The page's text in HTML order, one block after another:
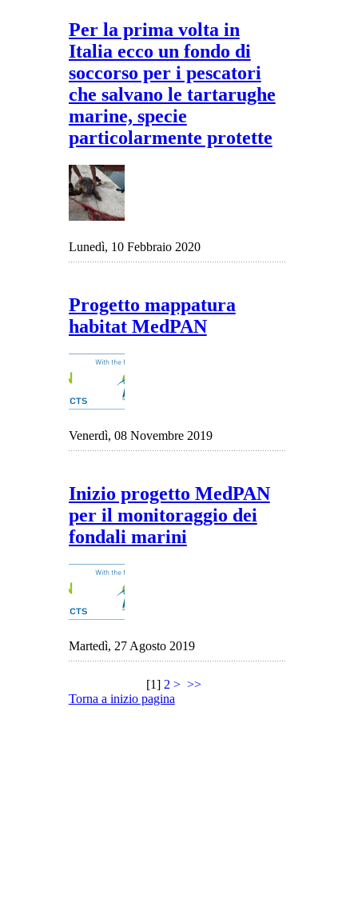
Per la prima volta in
Italia ecco un fondo di
soccorso per i pescatori
che salvano le tartarughe
marine, specie
particolarmente protette
Lunedì, 10 Febbraio 2020
Progetto mappatura
habitat MedPAN
Venerdì, 08 Novembre 2019
Inizio progetto MedPAN
per il monitoraggio dei
fondali marini
Martedì, 27 Agosto 2019
[1] 2 > >>
Torna a inizio pagina